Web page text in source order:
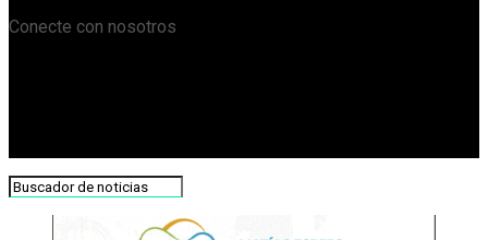
Conecte con nosotros